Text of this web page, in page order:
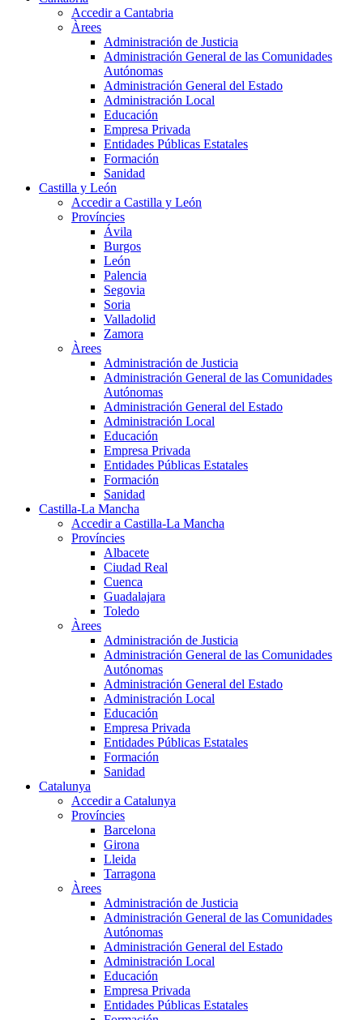
Accedir a Cantabria
Àrees
Administración de Justicia
Administración General de las Comunidades
Autónomas
Administración General del Estado
Administración Local
Educación
Empresa Privada
Entidades Públicas Estatales
Formación
Sanidad
Castilla y León
Accedir a Castilla y León
Províncies
Ávila
Burgos
León
Palencia
Segovia
Soria
Valladolid
Zamora
Àrees
Administración de Justicia
Administración General de las Comunidades
Autónomas
Administración General del Estado
Administración Local
Educación
Empresa Privada
Entidades Públicas Estatales
Formación
Sanidad
Castilla-La Mancha
Accedir a Castilla-La Mancha
Províncies
Albacete
Ciudad Real
Cuenca
Guadalajara
Toledo
Àrees
Administración de Justicia
Administración General de las Comunidades
Autónomas
Administración General del Estado
Administración Local
Educación
Empresa Privada
Entidades Públicas Estatales
Formación
Sanidad
Catalunya
Accedir a Catalunya
Províncies
Barcelona
Girona
Lleida
Tarragona
Àrees
Administración de Justicia
Administración General de las Comunidades
Autónomas
Administración General del Estado
Administración Local
Educación
Empresa Privada
Entidades Públicas Estatales